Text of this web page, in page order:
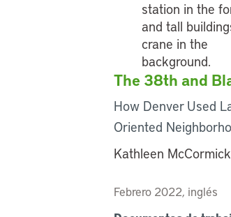
The 38th and
How Denver Used
Oriented
Kathleen McCormick
Febrero 2022, inglés